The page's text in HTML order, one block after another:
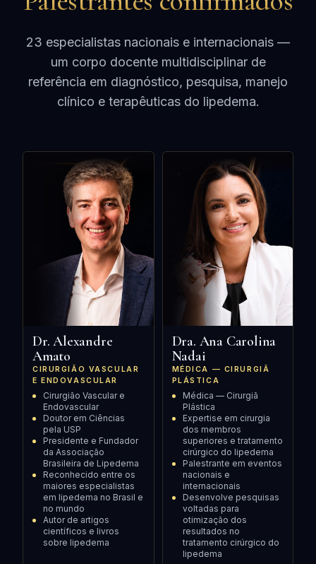
23 especialistas nacionais e internacionais —
um corpo docente multidisciplinar de
referência em diagnóstico, pesquisa, manejo
clínico e terapêuticas do lipedema.
Dr. Alexandre
Amato
CIRURGIÃO VASCULAR
E ENDOVASCULAR
Cirurgião Vascular e
Endovascular
Doutor em Ciências
pela USP
Presidente e Fundador
da Associação
Brasileira de Lipedema
Reconhecido entre os
maiores especialistas
em lipedema no Brasil e
no mundo
Autor de artigos
científicos e livros
sobre lipedema
Dra. Ana Carolina
Nadai
MÉDICA — CIRURGIÃ
PLÁSTICA
Médica — Cirurgiã
Plástica
Expertise em cirurgia
dos membros
superiores e tratamento
cirúrgico do lipedema
Palestrante em eventos
nacionais e
internacionais
Desenvolve pesquisas
voltadas para
otimização dos
resultados no
tratamento cirúrgico do
lipedema